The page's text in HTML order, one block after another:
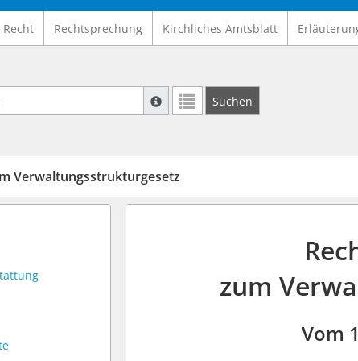
Rechtsprechung Kirchliches Amtsblatt
Suche mit Platzhalter "*", Bsp.
Suchen
Verwaltungsstrukturgesetz
zum
Vom